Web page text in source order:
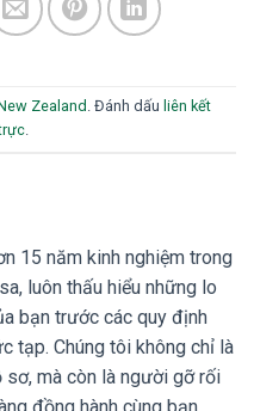
Zealand . Đánh dấu liên kết
.
15 năm kinh nghiệm trong
luôn thấu hiểu những lo
bạn trước các quy định
tạp. Chúng tôi không chỉ là
mà còn là người gỡ rối